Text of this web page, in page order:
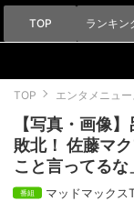
TOP ランキン
TOP エンタメニュー
【写真・画像
敗北！ 佐藤マ
こと言ってるな
マッドマックス